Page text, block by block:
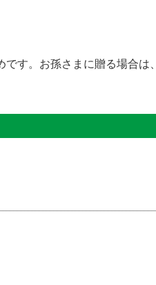
す。お孫さまに贈る場合は